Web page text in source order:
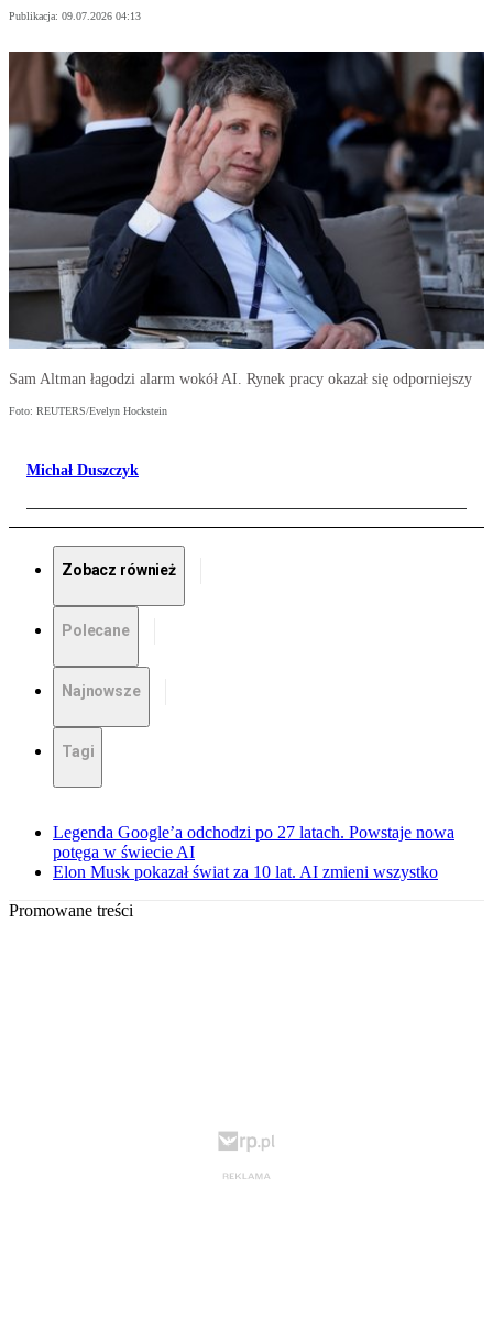
Publikacja: 09.07.2026 04:13
Sam Altman łagodzi alarm wokół AI. Rynek pracy okazał się odporniejszy
Foto: REUTERS/Evelyn Hockstein
Michał Duszczyk
Zobacz również
Polecane
Najnowsze
Tagi
Legenda Google’a odchodzi po 27 latach. Powstaje nowa
potęga w świecie AI
Elon Musk pokazał świat za 10 lat. AI zmieni wszystko
Promowane treści